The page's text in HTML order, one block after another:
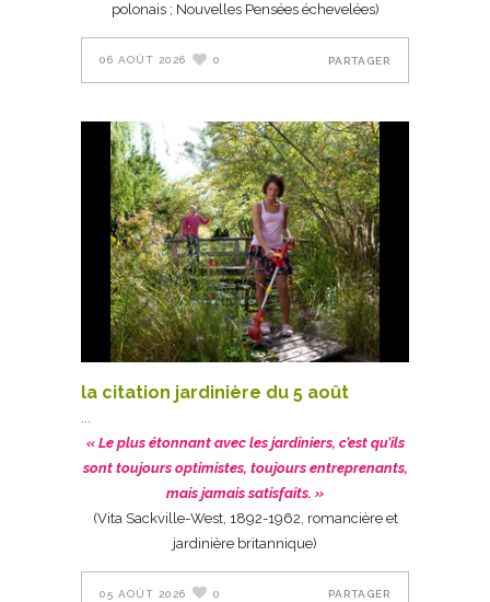
polonais ; Nouvelles Pensées échevelées)
06 AOÛT 2026 0 PARTAGER
la citation jardinière du 5 août
« Le plus étonnant avec les jardiniers, c’est qu’ils
sont toujours optimistes, toujours entreprenants,
mais jamais satisfaits. »
(Vita Sackville-West, 1892-1962, romancière et
jardinière britannique)
05 AOÛT 2026 0 PARTAGER